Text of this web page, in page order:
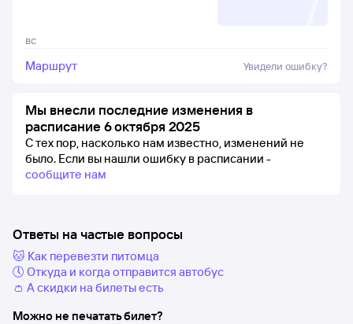
вс
Маршрут Увидели ошибку?
Мы внесли последние изменения в
расписание 6 октября 2025
С тех пор, насколько нам известно, изменений не
было. Если вы нашли ошибку в расписании -
сообщите нам
Ответы на частые вопросы
🐱 Как перевезти питомца
🕔 Откуда и когда отправится автобус
👛 А скидки на билеты есть
Можно не печатать билет?